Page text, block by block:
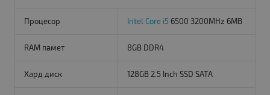
Процесор Intel Core i5 6500 3200MHz 6MB
RAM памет 8GB DDR4
Хард диск 128GB 2.5 Inch SSD SATA